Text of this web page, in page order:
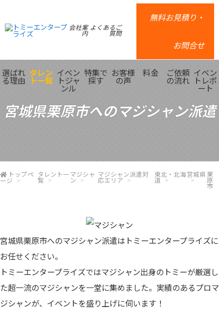
会社案
内
よくあるご
質問
無料お見積り・
お問合せ
選ばれ
る理由
タレン
ト一覧
イベン
トジャ
ンル
特集で
探す
お客様
の声
料金 ご依頼
の流れ
イベン
トレポ
ート
宮城県栗原市へのマジシャン派遣
トップペ
ージ
タレント一
覧
マジシャ
ン
マジシャン派遣対
応エリア
東北・北海
道
宮城県栗
原
市
宮城県栗原市へのマジシャン派遣はトミーエンタープライズに
お任せください。
トミーエンタープライズではマジシャン出身のトミーが厳選し
た超一流のマジシャンを一堂に集めました。 実績のあるプロマ
ジシャンが、イベントを盛り上げに伺います！